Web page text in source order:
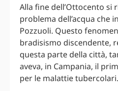
Alla fine dell’Ottocento si
problema dell’acqua che
Pozzuoli. Questo
bradisismo discendente,
questa parte della città,
aveva, in Campania, il
per le malattie tubercolari.